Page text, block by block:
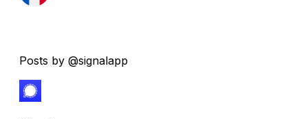
Posts by @signalapp